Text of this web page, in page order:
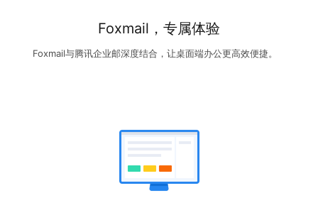
Foxmail，专属体验
Foxmail与腾讯企业邮深度结合，让桌面端办公更高效便捷。